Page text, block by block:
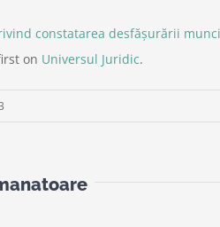
constatarea desfășurării
on Universul Juridic.